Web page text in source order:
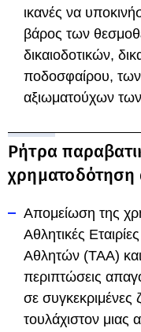
ικανές να
βάρος των
δικαιοδοτικών,
ποδοσφαίρου, των
αξιωματούχων
Ρήτρα
χρηματοδότηση
Απομείωση της
Αθλητικές
Αθλητών (ΤΑΑ) και
περιπτώσεις
σε συγκεκριμένες
τουλάχιστον μιας